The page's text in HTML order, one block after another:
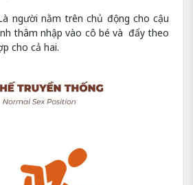
người nằm trên chủ động cho cậu
thâm nhập vào cô bé và đẩy theo
cho cả hai.